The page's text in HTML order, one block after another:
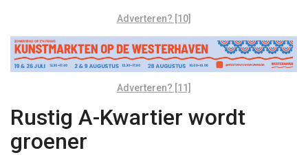
Adverteren? [10]
Adverteren? [11]
Rustig A-Kwartier wordt
groener